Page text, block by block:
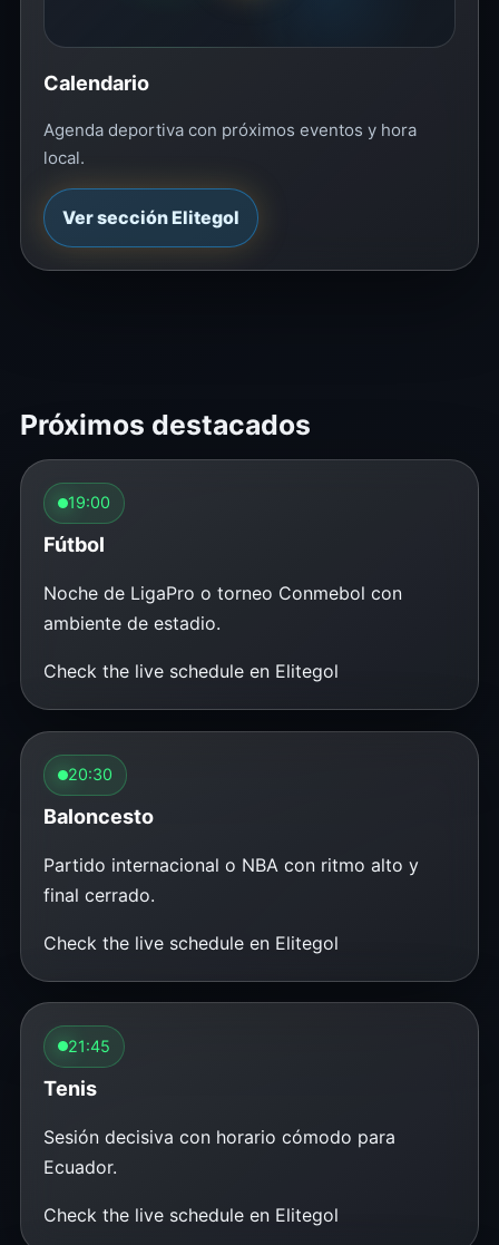
Calendario
Agenda deportiva con próximos eventos y hora
local.
Ver sección Elitegol
Próximos destacados
19:00
Fútbol
Noche de LigaPro o torneo Conmebol con
ambiente de estadio.
Check the live schedule en Elitegol
20:30
Baloncesto
Partido internacional o NBA con ritmo alto y
final cerrado.
Check the live schedule en Elitegol
21:45
Tenis
Sesión decisiva con horario cómodo para
Ecuador.
Check the live schedule en Elitegol